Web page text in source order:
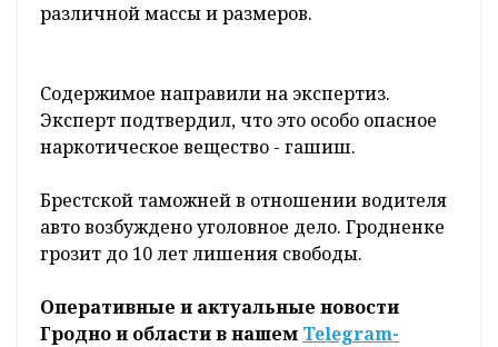
зеленому коридору пункта пропуска «Брест».
нехарактерные вложения в передней части
панели управления авто.